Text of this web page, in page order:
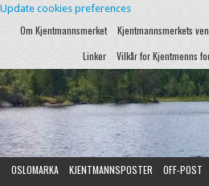
Update cookies preferences
Om Kjentmannsmerket Kjentmannsmerkets
Linker
Vilkår for Kjentmenns
OSLOMARKA KJENTMANNSPOSTER OFF-POST